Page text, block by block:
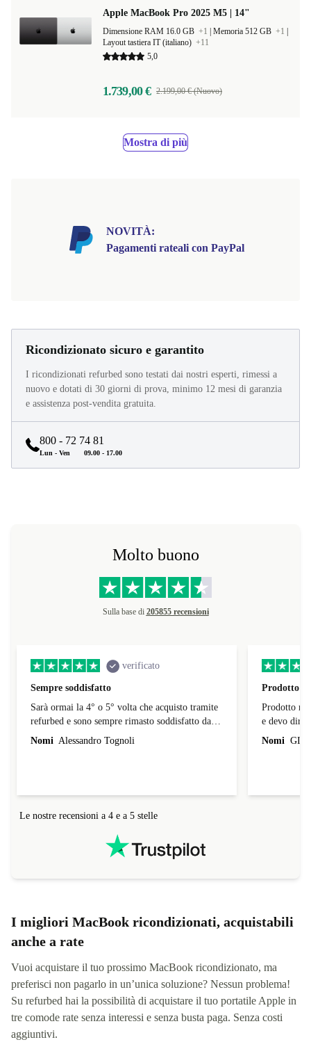
Apple MacBook Pro 2025 M5 | 14"
Dimensione RAM 16.0 GB +1 Memoria 512 GB +1
Layout tastiera IT (italiano) +11
5,0
1.739,00 € 2.199,00 € (Nuovo)
Mostra di più
NOVITÀ:
Pagamenti rateali con PayPal
Ricondizionato sicuro e garantito
I ricondizionati refurbed sono testati dai nostri esperti, rimessi a
nuovo e dotati di 30 giorni di prova, minimo 12 mesi di garanzia
e assistenza post-vendita gratuita.
800 - 72 74 81
Lun - Ven 09.00 - 17.00
Molto buono
Sulla base di 205855 recensioni
verificato
Sempre soddisfatto
Sarà ormai la 4° o 5° volta che acquisto tramite
refurbed e sono sempre rimasto soddisfatto dai
prodotti; in alcuni casi i difitte dichiarati erano
impercettibili a un occhio inesperto. Consegna
impatto positivo.
Nomi Alessandro Tognoli
Prodotto
Prodotto
e devo dire
consegna è
Nomi
Le nostre recensioni a 4 e a 5 stelle
I migliori MacBook ricondizionati, acquistabili
anche a rate
Vuoi acquistare il tuo prossimo MacBook ricondizionato, ma
preferisci non pagarlo in un’unica soluzione? Nessun problema!
Su refurbed hai la possibilità di acquistare il tuo portatile Apple in
tre comode rate senza interessi e senza busta paga. Senza costi
aggiuntivi.